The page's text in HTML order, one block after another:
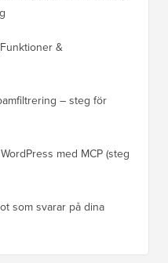
&
– steg för
med MCP (steg
som svarar på dina